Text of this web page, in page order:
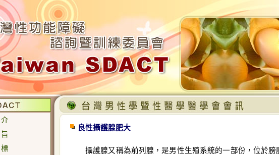
良性攝護腺肥大
攝護腺又稱為前列腺，是男性生殖系統的一部份，位於